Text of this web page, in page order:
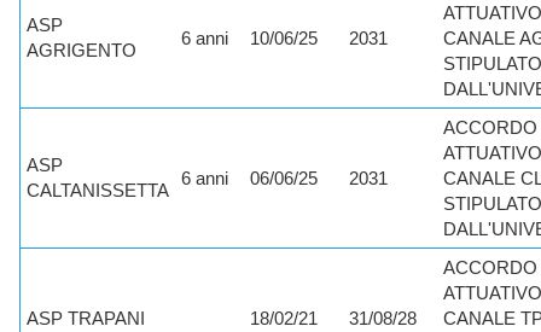
ASP
AGRIGENTO
6 anni 10/06/25 2031
CANALE
STIPULATO
ASP
CALTANISSETTA
6 anni 06/06/25 2031
ACCORDO
CANALE
STIPULATO
ASP TRAPANI 18/02/21 31/08/28
ACCORDO
CANALE